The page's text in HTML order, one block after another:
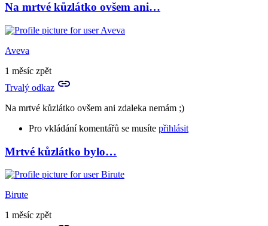
Na mrtvé kůzlátko ovšem ani…
Aveva
1 měsíc zpět
Trvalý odkaz
Na mrtvé kůzlátko ovšem ani zdaleka nemám ;)
Pro vkládání komentářů se musíte přihlásit
In
reply
to
A
chválím
báseň
Mrtvé kůzlátko bylo…
Birute
1 měsíc zpět